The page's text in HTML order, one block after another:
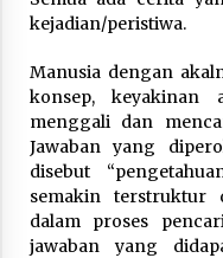
kejadian/peristiwa.
Manusia dengan
konsep, keyakinan
menggali dan
Jawaban yang
disebut
semakin terstruktur
dalam proses
jawaban yang